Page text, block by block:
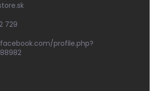
729
profile.php?